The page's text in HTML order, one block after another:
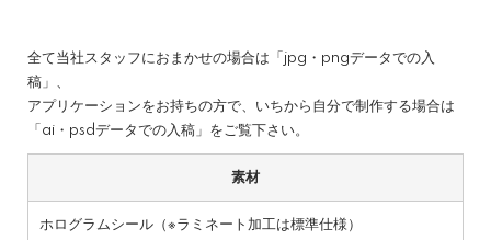
全て当社スタッフにおまかせの場合は「jpg・pngデータでの入
稿」、
アプリケーションをお持ちの方で、いちから自分で制作する場合は
「ai・psdデータでの入稿」をご覧下さい。
素材
ホログラムシール（※ラミネート加工は標準仕様）